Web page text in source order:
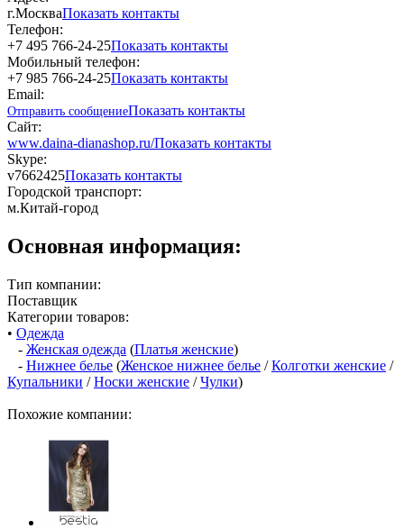
г.МоскваПоказать контакты
Телефон:
+7 495 766-24-25Показать контакты
Мобильный телефон:
+7 985 766-24-25Показать контакты
Email:
Отправить сообщениеПоказать контакты
Сайт:
www.daina-dianashop.ru/Показать контакты
Skype:
v7662425Показать контакты
Городской транспорт:
м.Китай-город
Основная информация:
Тип компании:
Поставщик
Категории товаров:
• Одежда
- Женская одежда (Платья женские)
- Нижнее белье (Женское нижнее белье /Колготки женские /
Купальники /Носки женские /Чулки)
Похожие компании: